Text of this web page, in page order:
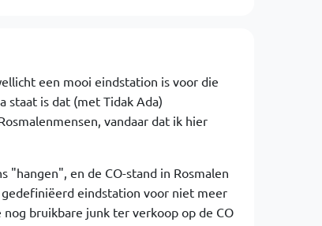
een mooi eindstation is voor die
staat is dat (met Tidak Ada)
vandaar dat ik hier
en de CO-stand in Rosmalen
gedefiniëerd eindstation voor niet meer
bruikbare junk ter verkoop op de CO